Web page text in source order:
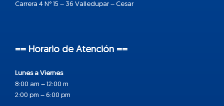
Carrera 4 N° 15 – 36 Valledupar – Cesar
== Horario de Atención ==
Lunes a Viernes
8:00 am – 12:00 m
2:00 pm – 6:00 pm